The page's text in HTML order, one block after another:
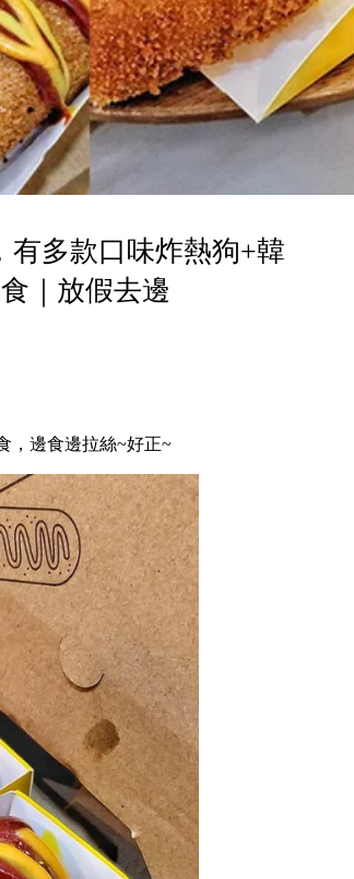
有多款口味炸熱狗+韓
｜放假去邊
，邊食邊拉絲~好正~